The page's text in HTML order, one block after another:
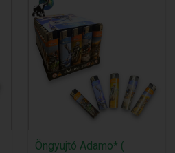
Öngyujtó Adamo* (